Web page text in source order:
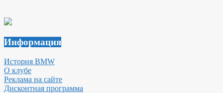
Информация
История BMW
О клубе
Реклама на сайте
Дисконтная программа